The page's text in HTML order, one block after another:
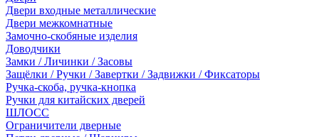
Двери входные металлические
Двери межкомнатные
Замочно-скобяные изделия
Доводчики
Замки / Личинки / Засовы
Защёлки / Ручки / Завертки / Задвижки / Фиксаторы
Ручка-скоба, ручка-кнопка
Ручки для китайских дверей
ШЛОСС
Ограничители дверные